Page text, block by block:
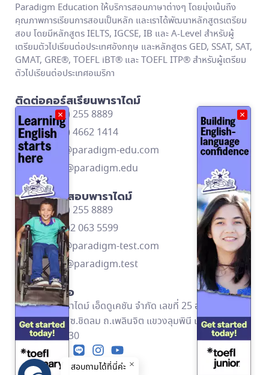
Paradigm Education ให้บริการสอนภาษาต่างๆ โดยมุ่งเน้นถึง
คุณภาพการเรียนการสอนเป็นหลัก และเราได้พัฒนาหลักสูตรเตรียม
สอบ โดยมีหลักสูตร IELTS, IGCSE, IB และ A-Level สำหรับผู้
เตรียมตัวไปเรียนต่อประเทศอังกฤษ และหลักสูตร GED, SSAT, SAT,
GMAT, GRE®, TOEFL iBT® และ TOEFL ITP® สำหรับผู้เตรียม
ตัวไปเรียนต่อประเทศอเมริกา
ติดต่อคอร์สเรียนพาราไดม์
โทร: (662) 255 8889
โทร: (668) 4662 1414
contact@paradigm-edu.com
Line ID: @paradigm.edu
ติดต่อศูนย์สอบพาราไดม์
โทร: (662) 255 8889
โทร: (669)2 063 5599
contact@paradigm-test.com
Line ID: @paradigm.test
ข้อมูลติดต่อ
บริษัท พาราไดม์ เอ็ดดูเคชัน จำกัด เลขที่ 25 อาคารอัลม่า
ลิงค์ ชั้น 2 ซ.ชิดลม ถ.เพลินจิต แขวงลุมพินี เขตปทุมวัน
กทม. 10330
สอบถามได้ที่นี่ค่ะ
× ×